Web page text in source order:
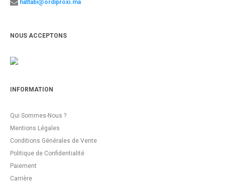
hattabi@ordiproxi.ma
NOUS ACCEPTONS
INFORMATION
Qui Sommes-Nous ?
Mentions Légales
Conditions Générales de Vente
Politique de Confidentialité
Paiement
Carrière